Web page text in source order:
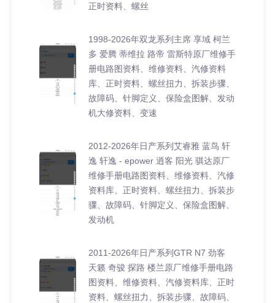
正时资料、螺丝
1998-2026年双龙系列主席 享域 柯兰
多 爱腾 蒂维拉 路帝 雷斯特原厂维修手
册电路图资料、维修资料、汽修资料
库、正时资料、螺丝扭力、拆装步骤、
故障码、针脚定义、保险盒图解、发动
机大修资料、变速
2012-2026年日产系列艾睿雅 蓝鸟 轩
逸 轩逸 - epower 逍客 阳光 骐达原厂
维修手册电路图资料、维修资料、汽修
资料库、正时资料、螺丝扭力、拆装步
骤、故障码、针脚定义、保险盒图解、
发动机
2011-2026年日产系列GTR N7 劲客
天籁 奇骏 探路 楼兰原厂维修手册电路
图资料、维修资料、汽修资料库、正时
资料、螺丝扭力、拆装步骤、故障码、